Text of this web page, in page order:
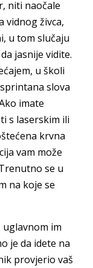
niti naočale
vidnog živca,
u tom slučaju
jasnije vidite.
u školi
slova
imate
s laserskim ili
krvna
vam može
se u
na koje se
im
je da idete na
provjerio vaš